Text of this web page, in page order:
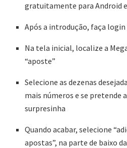
gratuitamente para Android e
Após a introdução, faça login
Na tela inicial, localize a
“aposte”
Selecione as dezenas
mais números e se pretende
surpresinha
Quando acabar, selecione
apostas”, na parte de baixo